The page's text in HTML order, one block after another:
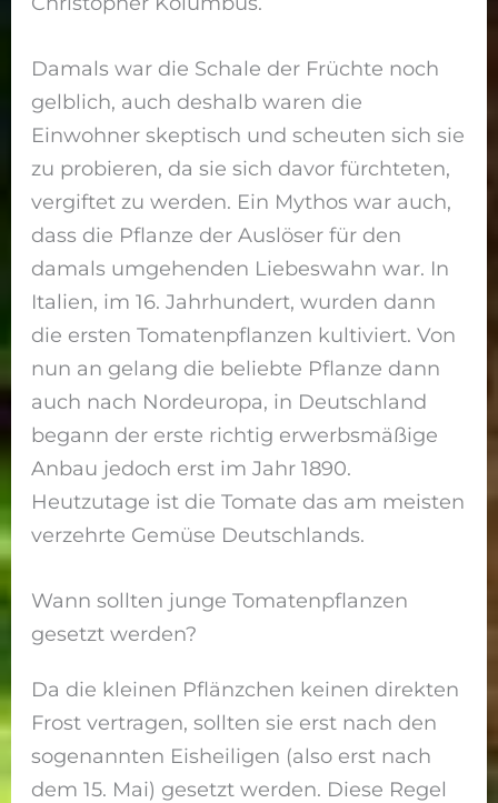
Damals war die Schale der Früchte noch
gelblich, auch deshalb waren die
Einwohner skeptisch und scheuten sich sie
zu probieren, da sie sich davor fürchteten,
vergiftet zu werden. Ein Mythos war auch,
dass die Pflanze der Auslöser für den
damals umgehenden Liebeswahn war. In
Italien, im 16. Jahrhundert, wurden dann
die ersten Tomatenpflanzen kultiviert. Von
nun an gelang die beliebte Pflanze dann
auch nach Nordeuropa, in Deutschland
begann der erste richtig erwerbsmäßige
Anbau jedoch erst im Jahr 1890.
Heutzutage ist die Tomate das am meisten
verzehrte Gemüse Deutschlands.
Wann sollten junge Tomatenpflanzen
gesetzt werden?
Da die kleinen Pflänzchen keinen direkten
Frost vertragen, sollten sie erst nach den
sogenannten Eisheiligen (also erst nach
dem 15. Mai) gesetzt werden. Diese Regel